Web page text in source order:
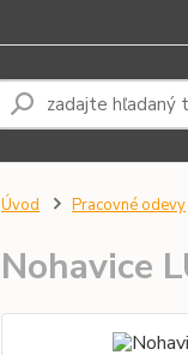
Úvod Pracovné odevy
Nohavice